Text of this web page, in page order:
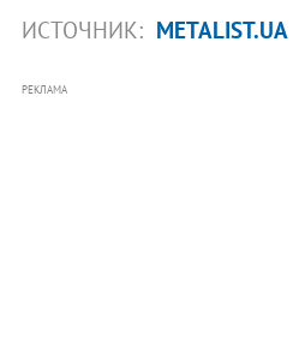
ИСТОЧНИК: METALIST.UA
РЕКЛАМА